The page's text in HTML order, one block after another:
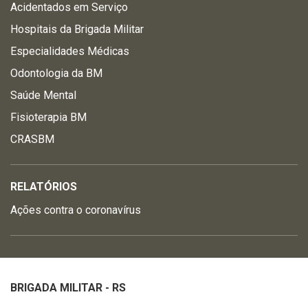
Acidentados em Serviço
Hospitais da Brigada Militar
Especialidades Médicas
Odontologia da BM
Saúde Mental
Fisioterapia BM
CRASBM
RELATÓRIOS
Ações contra o coronavírus
BRIGADA MILITAR - RS